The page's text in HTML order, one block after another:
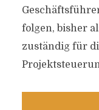
folgen, bisher
zuständig für